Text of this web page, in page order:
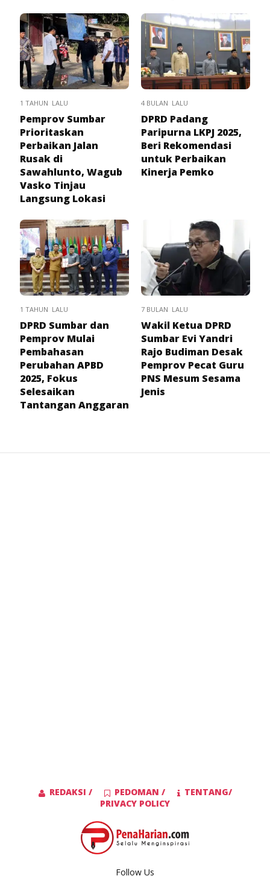
1 TAHUN LALU
Pemprov Sumbar
Prioritaskan
Perbaikan Jalan
Rusak di
Sawahlunto, Wagub
Vasko Tinjau
Langsung Lokasi
4 BULAN LALU
DPRD Padang
Paripurna LKPJ 2025,
Beri Rekomendasi
untuk Perbaikan
Kinerja Pemko
1 TAHUN LALU
DPRD Sumbar dan
Pemprov Mulai
Pembahasan
Perubahan APBD
2025, Fokus
Selesaikan
Tantangan Anggaran
7 BULAN LALU
Wakil Ketua DPRD
Sumbar Evi Yandri
Rajo Budiman Desak
Pemprov Pecat Guru
PNS Mesum Sesama
Jenis
REDAKSI / PEDOMAN /
TENTANG/
PRIVACY POLICY
Follow Us